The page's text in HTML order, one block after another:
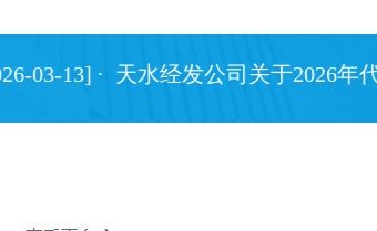
13]· 天水经发公司关于2026年代扣